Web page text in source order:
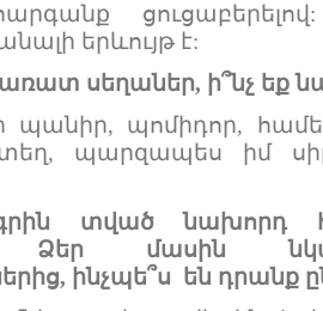
երևույթ է:
առատ սեղաներ, ի՞նչ եք
պանիր, պոմիդոր,
պարզապես իմ
տվածնախորդ
Ձեր մասին
ինչպե՞ս են դրանք